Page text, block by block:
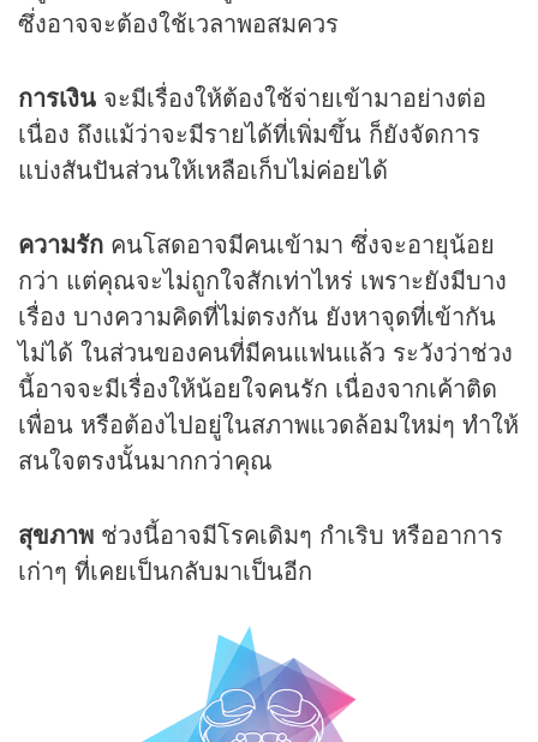
ซึ่งอาจจะต้องใช้เวลาพอสมควร
การเงิน จะมีเรื่องให้ต้องใช้จ่ายเข้ามาอย่างต่อ
เนื่อง ถึงแม้ว่าจะมีรายได้ที่เพิ่มขึ้น ก็ยังจัดการ
แบ่งสันปันส่วนให้เหลือเก็บไม่ค่อยได้
ความรัก คนโสดอาจมีคนเข้ามา ซึ่งจะอายุน้อย
กว่า แต่คุณจะไม่ถูกใจสักเท่าไหร่ เพราะยังมีบาง
เรื่อง บางความคิดที่ไม่ตรงกัน ยังหาจุดที่เข้ากัน
ไม่ได้ ในส่วนของคนที่มีคนแฟนแล้ว ระวังว่าช่วง
นี้อาจจะมีเรื่องให้น้อยใจคนรัก เนื่องจากเค้าติด
เพื่อน หรือต้องไปอยู่ในสภาพแวดล้อมใหม่ๆ ทำให้
สนใจตรงนั้นมากกว่าคุณ
สุขภาพ ช่วงนี้อาจมีโรคเดิมๆ กำเริบ หรืออาการ
เก่าๆ ที่เคยเป็นกลับมาเป็นอีก